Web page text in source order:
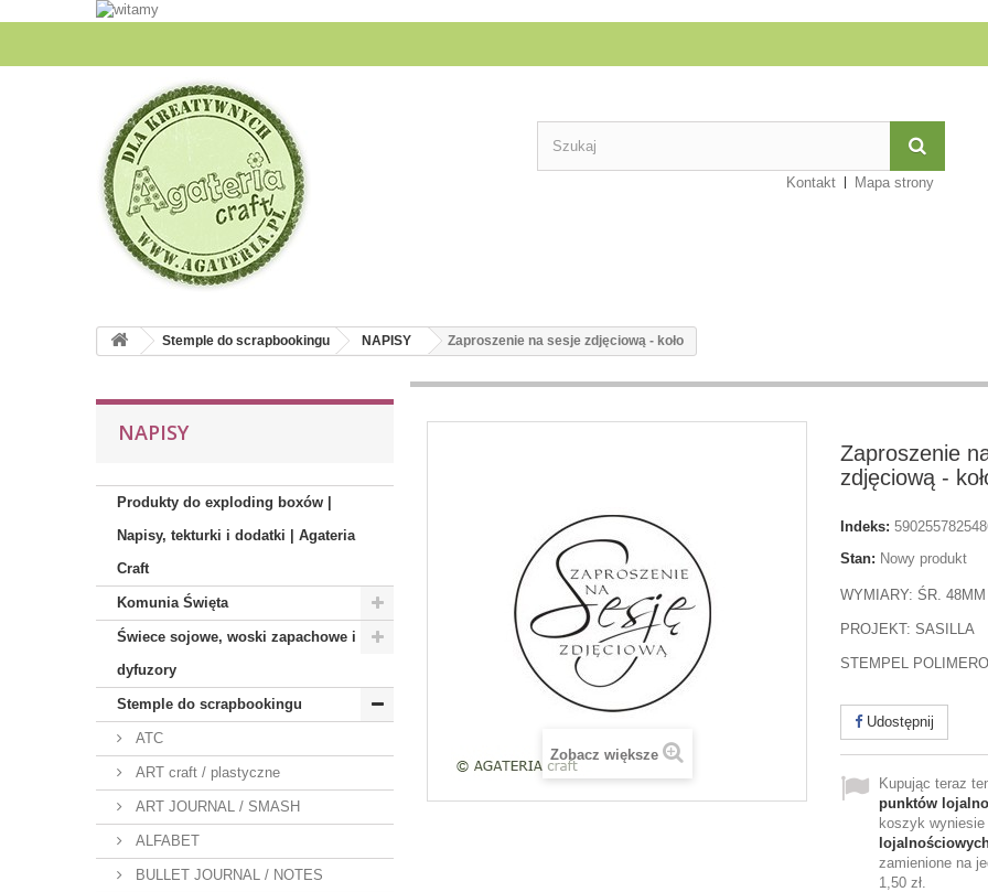
Kontakt Mapa strony
Stemple do scrapbookingu NAPISY Zaproszenie na sesje zdjęciową - koło
NAPISY
Produkty do exploding boxów |
Napisy, tekturki i dodatki | Agateria
Craft
Komunia Święta
Świece sojowe, woski zapachowe i
dyfuzory
Stemple do scrapbookingu
ATC
ART craft / plastyczne
ART JOURNAL / SMASH
ALFABET
BULLET JOURNAL / NOTES
Zobacz większe
Zaproszenie
zdjęciową -
Indeks:
Stan: Nowy produkt
WYMIARY: ŚR. 48MM
PROJEKT: SASILLA
STEMPEL
Udostępnij
Kupując teraz
punktów
koszyk wyniesie
zamienione na
1,50 zł.